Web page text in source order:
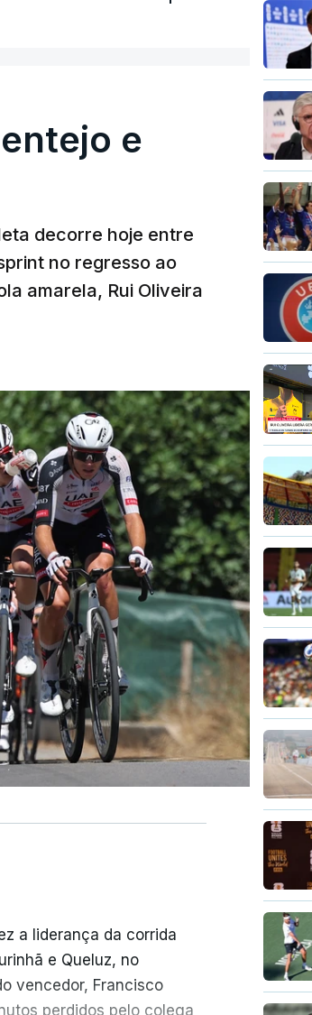
e
decorre hoje entre
no regresso ao
amarela, Rui Oliveira
a liderança da corrida
e Queluz, no
vencedor, Francisco
perdidos pelo colega